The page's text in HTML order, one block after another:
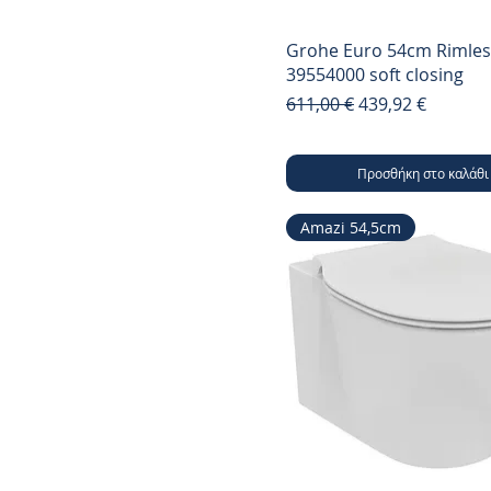
Grohe Euro 54cm
39554000 soft closing
Κανονική τιμή
611,00 €Τιμή Έκπτωσης
439,92 €
Προσθήκη στο καλάθι
Amazi 54,5cm